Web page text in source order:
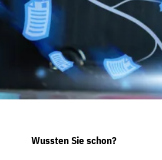
Wussten Sie schon?